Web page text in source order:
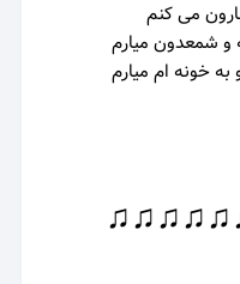
می کنم
و شمعدون میارم
خونه ام میارم